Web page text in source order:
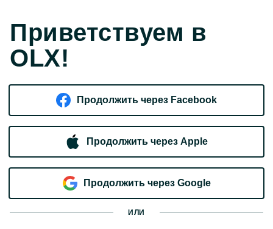
Приветствуем в
OLX!
Продолжить через Facebook
Продолжить через Apple
Продолжить через Google
ИЛИ